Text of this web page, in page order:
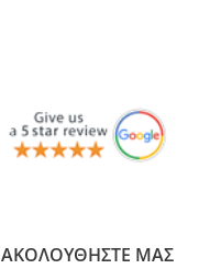
ΑΚΟΛΟΥΘΗΣΤΕ ΜΑΣ